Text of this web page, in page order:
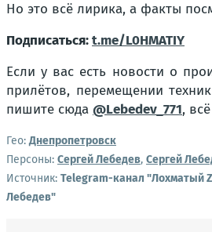
Но это всё лирика, а факты
Подписаться:t.me/L0HMATIY
Если у вас есть новости о
прилётов, перемещении
пишите сюда @Lebedev_771,
Гео:Днепропетровск
Персоны: Сергей Лебедев, Сергей
Источник: Telegram-канал "Лохматый
Лебедев"